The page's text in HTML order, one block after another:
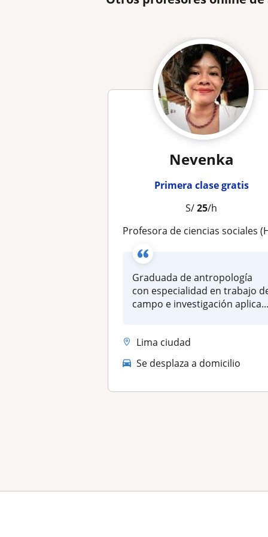
Nevenka
Primera clase gratis
S/25/h
Profesora de ciencias sociales (Historia, antopología y derechos
Graduada de antropología
con especialidad en trabajo
campo e investigación aplica...
Lima ciudad
Se desplaza a domicilio